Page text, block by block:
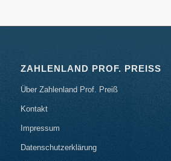
ZAHLENLAND PROF. PREISS
Über Zahlenland Prof. Preiß
Kontakt
Impressum
Datenschutzerklärung